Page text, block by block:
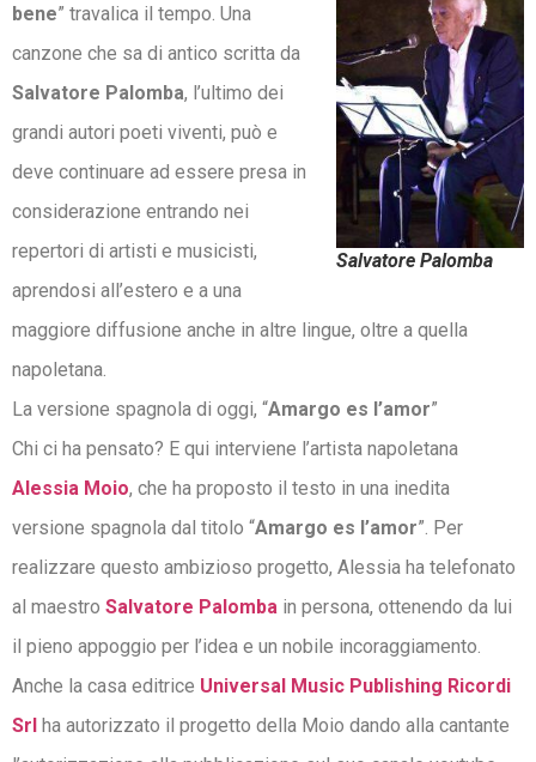
Salvatore Palomba
bene” travalica il tempo. Una
canzone che sa di antico scritta da
Salvatore Palomba, l’ultimo dei
grandi autori poeti viventi, può e
deve continuare ad essere presa in
considerazione entrando nei
repertori di artisti e musicisti,
aprendosi all’estero e a una
maggiore diffusione anche in altre lingue, oltre a quella
napoletana.
La versione spagnola di oggi, “Amargo es l’amor”
Chi ci ha pensato? E qui interviene l’artista napoletana
Alessia Moio, che ha proposto il testo in una inedita
versione spagnola dal titolo “Amargo es l’amor”. Per
realizzare questo ambizioso progetto, Alessia ha telefonato
al maestro Salvatore Palomba in persona, ottenendo da lui
il pieno appoggio per l’idea e un nobile incoraggiamento.
Anche la casa editrice Universal Music Publishing Ricordi
Srl ha autorizzato il progetto della Moio dando alla cantante